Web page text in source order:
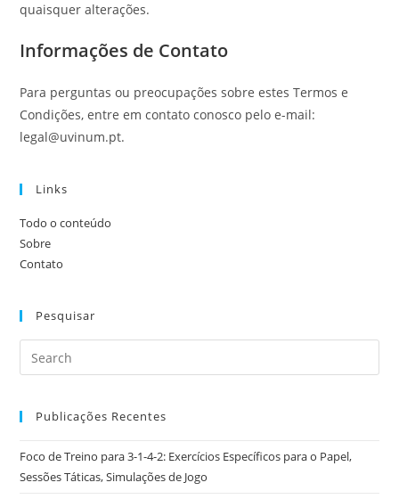
quaisquer alterações.
Informações de Contato
Para perguntas ou preocupações sobre estes Termos e
Condições, entre em contato conosco pelo e-mail:
legal@uvinum.pt.
Links
Todo o conteúdo
Sobre
Contato
Pesquisar
Publicações Recentes
Foco de Treino para 3-1-4-2: Exercícios Específicos para o Papel,
Sessões Táticas, Simulações de Jogo